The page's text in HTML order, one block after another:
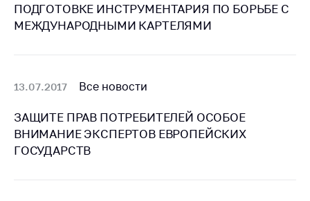
ПОДГОТОВКЕ ИНСТРУМЕНТАРИЯ ПО БОРЬБЕ С
МЕЖДУНАРОДНЫМИ КАРТЕЛЯМИ
13.07.2017 Все новости
ЗАЩИТЕ ПРАВ ПОТРЕБИТЕЛЕЙ ОСОБОЕ
ВНИМАНИЕ ЭКСПЕРТОВ ЕВРОПЕЙСКИХ
ГОСУДАРСТВ